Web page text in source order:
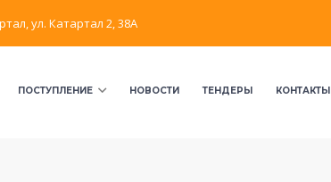
ул. Катартал 2, 38А
ПОСТУПЛЕНИЕ НОВОСТИ ТЕНДЕРЫ КОНТАКТЫ